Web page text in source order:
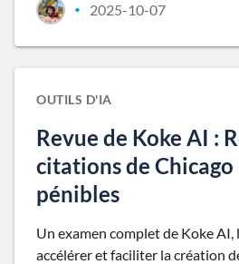
• 2025-10-07
OUTILS D'IA
Revue de Koke AI :
citations de Chicago
pénibles
Un examen complet de Koke
accélérer et faciliter la création